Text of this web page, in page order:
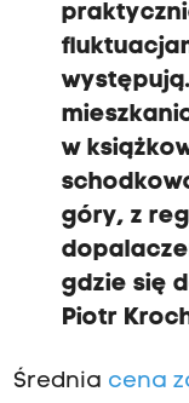
w
góry, z
gdzie się
Piotr
Średnia cena